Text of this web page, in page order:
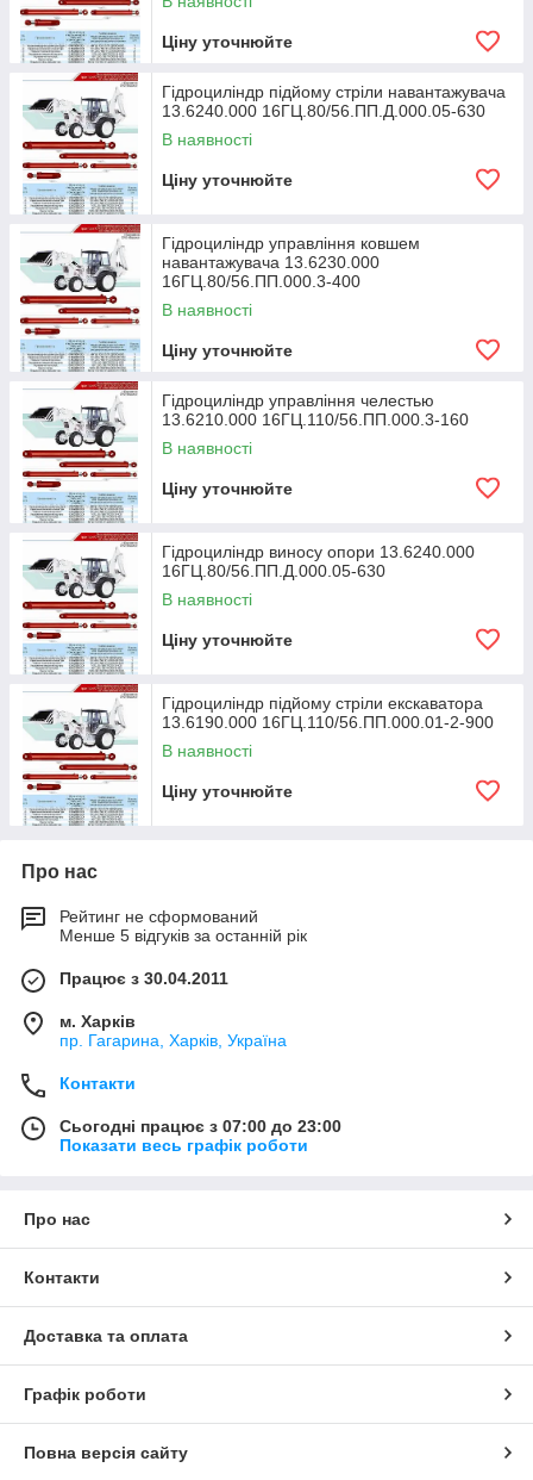
Ціну уточнюйте
Гідроциліндр підйому стріли навантажувача
13.6240.000 16ГЦ.80/56.ПП.Д.000.05-630
В наявності
Ціну уточнюйте
Гідроциліндр управління ковшем
навантажувача 13.6230.000
16ГЦ.80/56.ПП.000.3-400
В наявності
Ціну уточнюйте
Гідроциліндр управління челестью
13.6210.000 16ГЦ.110/56.ПП.000.3-160
В наявності
Ціну уточнюйте
Гідроциліндр виносу опори 13.6240.000
16ГЦ.80/56.ПП.Д.000.05-630
В наявності
Ціну уточнюйте
Гідроциліндр підйому стріли екскаватора
13.6190.000 16ГЦ.110/56.ПП.000.01-2-900
В наявності
Ціну уточнюйте
Про нас
Рейтинг не сформований
Менше 5 відгуків за останній рік
Працює з 30.04.2011
м. Харків
пр. Гагарина, Харків, Україна
Контакти
Сьогодні працює з 07:00 до 23:00
Показати весь графік роботи
Про нас
Контакти
Доставка та оплата
Графік роботи
Повна версія сайту